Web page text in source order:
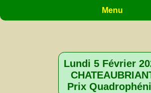
Menu
Lundi 5 Février
Prix